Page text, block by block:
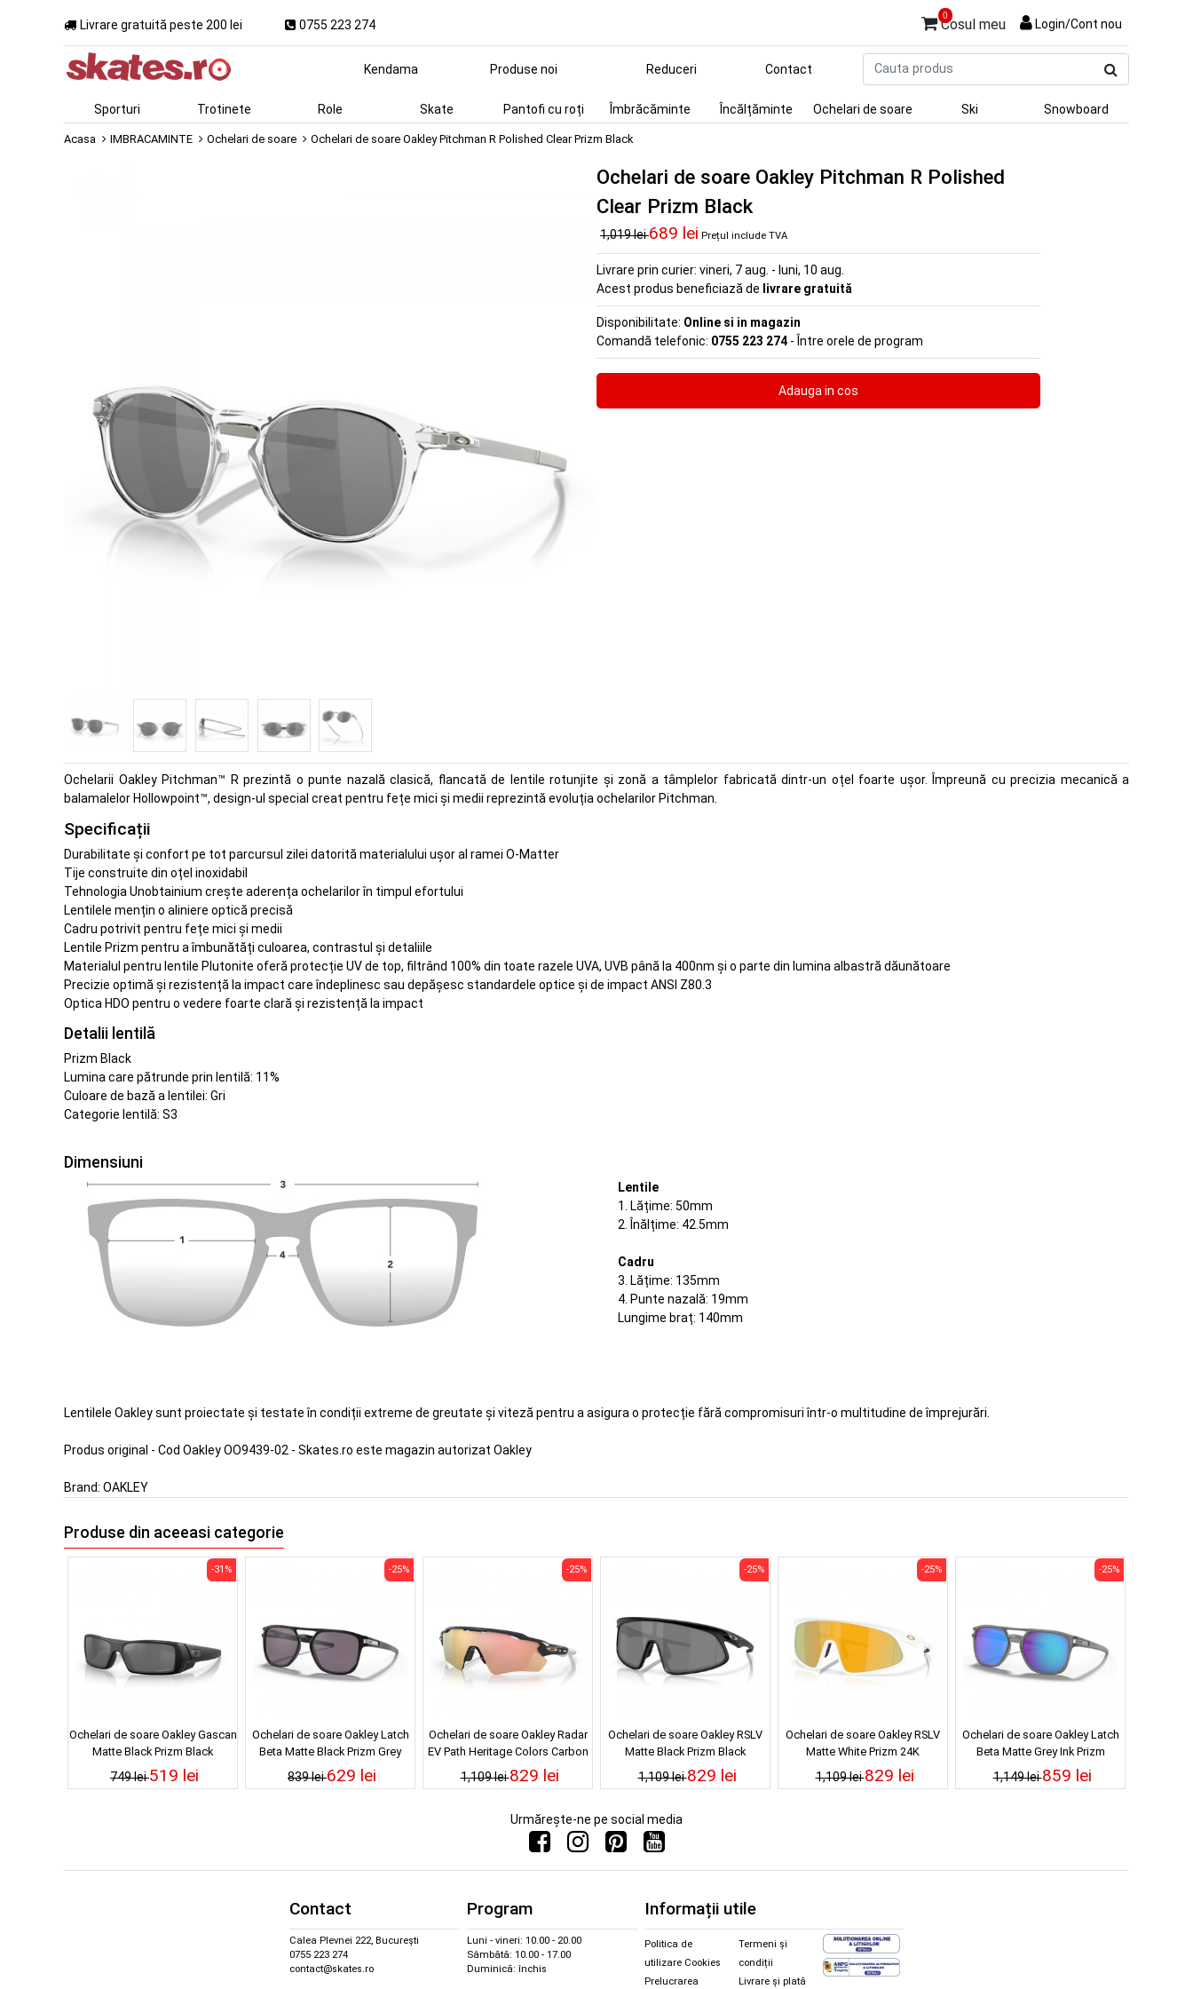
Livrare gratuită peste 200 lei 0755 223 274
0
Cosul meu Login/Cont nou
produs
Kendama Produse noi Reduceri Contact
Sporturi Trotinete Role Skate Pantofi cu roți Îmbrăcăminte Încălțăminte Ochelari de soare Ski Snowboard
Acasa IMBRACAMINTE Ochelari de soare Ochelari de soare Oakley Pitchman R Polished Clear Prizm Black
Ochelari de soare Oakley Pitchman R Polished
Clear Prizm Black
1,019 lei689 lei Prețul include TVA
Livrare prin curier: vineri, 7 aug. - luni, 10 aug.
Acest produs beneficiază de livrare gratuită
Disponibilitate: Online si in magazin
Comandă telefonic: 0755 223 274 - Între orele de program
Ochelarii Oakley Pitchman™ R prezintă o punte nazală clasică, flancată de lentile rotunjite și zonă a tâmplelor fabricată dintr-un oțel foarte ușor. Împreună cu precizia mecanică a
balamalelor Hollowpoint™, design-ul special creat pentru fețe mici și medii reprezintă evoluția ochelarilor Pitchman.
Specificații
Durabilitate și confort pe tot parcursul zilei datorită materialului ușor al ramei O-Matter
Tije construite din oțel inoxidabil
Tehnologia Unobtainium crește aderența ochelarilor în timpul efortului
Lentilele mențin o aliniere optică precisă
Cadru potrivit pentru fețe mici și medii
Lentile Prizm pentru a îmbunătăți culoarea, contrastul și detaliile
Materialul pentru lentile Plutonite oferă protecție UV de top, filtrând 100% din toate razele UVA, UVB până la 400nm și o parte din lumina albastră dăunătoare
Precizie optimă și rezistență la impact care îndeplinesc sau depășesc standardele optice și de impact ANSI Z80.3
Optica HDO pentru o vedere foarte clară și rezistență la impact
Detalii lentilă
Prizm Black
Lumina care pătrunde prin lentilă: 11%
Culoare de bază a lentilei: Gri
Categorie lentilă: S3
Dimensiuni
Lentile
1. Lățime: 50mm
2. Înălțime: 42.5mm
Cadru
3. Lățime: 135mm
4. Punte nazală: 19mm
Lungime braț: 140mm
Lentilele Oakley sunt proiectate și testate în condiții extreme de greutate și viteză pentru a asigura o protecție fără compromisuri într-o multitudine de împrejurări.
Produs original - Cod Oakley OO9439-02 - Skates.ro este magazin autorizat Oakley
Brand: OAKLEY
Produse din aceeasi categorie
Ochelari de soare Oakley Gascan
Matte Black Prizm Black
749 lei
-31%
519 lei
Ochelari de soare Oakley Latch
Beta Matte Black Prizm Grey
839 lei
-25%
629 lei
Ochelari de soare Oakley Radar
EV Path Heritage Colors Carbon
Prizm Rose Gold
1,109 lei
-25%
829 lei
Ochelari de soare Oakley RSLV
Matte Black Prizm Black
1,109 lei
-25%
829 lei
Ochelari de soare Oakley RSLV
Matte White Prizm 24K
1,109 lei
-25%
829 lei
Ochelari de soare Oakley Latch
Beta Matte Grey Ink Prizm
Sapphire Polarized
1,149 lei
-25%
859 lei
Urmărește-ne pe social media
Contact
Calea Plevnei 222, București
0755 223 274
contact@skates.ro
Program
Luni - vineri: 10.00 - 20.00
Sâmbătă: 10.00 - 17.00
Duminică: închis
Informații utile
Politica de
utilizare Cookies
Prelucrarea
Termeni și
condiții
Livrare și plată